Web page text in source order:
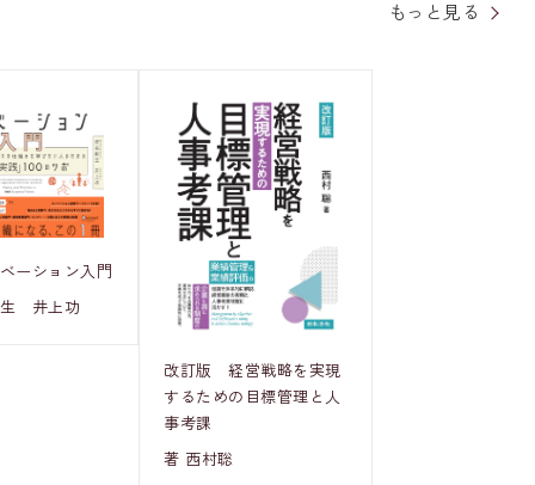
もっと見る
ーション入門
井上功
改訂版 経営戦略を実現
するための目標管理と人
事考課
著 西村聡